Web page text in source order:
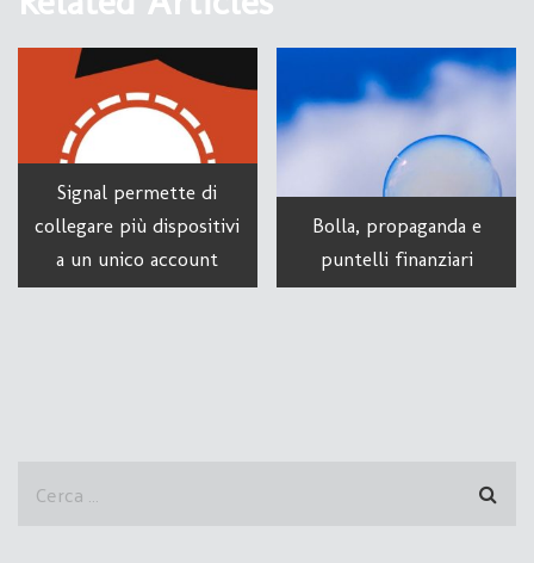
Signal permette di
collegare più dispositivi
a un unico account
Bolla, propaganda e
puntelli finanziari